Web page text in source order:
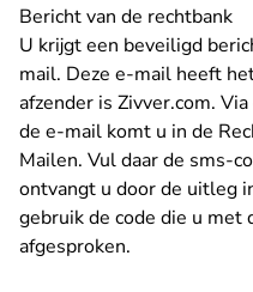
Bericht van de rechtbank
U krijgt een beveiligd
mail. Deze e-mail heeft
afzender is Zivver.com.
de e-mail komt u in de
Mailen. Vul daar de sms-
ontvangt u door de uitleg
gebruik de code die u met
afgesproken.